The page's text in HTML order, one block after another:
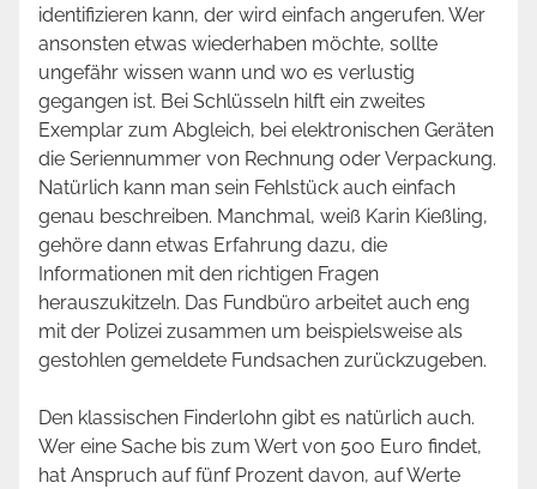
identifizieren kann, der wird einfach angerufen. Wer
ansonsten etwas wiederhaben möchte, sollte
ungefähr wissen wann und wo es verlustig
gegangen ist. Bei Schlüsseln hilft ein zweites
Exemplar zum Abgleich, bei elektronischen Geräten
die Seriennummer von Rechnung oder Verpackung.
Natürlich kann man sein Fehlstück auch einfach
genau beschreiben. Manchmal, weiß Karin Kießling,
gehöre dann etwas Erfahrung dazu, die
Informationen mit den richtigen Fragen
herauszukitzeln. Das Fundbüro arbeitet auch eng
mit der Polizei zusammen um beispielsweise als
gestohlen gemeldete Fundsachen zurückzugeben.
Den klassischen Finderlohn gibt es natürlich auch.
Wer eine Sache bis zum Wert von 500 Euro findet,
hat Anspruch auf fünf Prozent davon, auf Werte